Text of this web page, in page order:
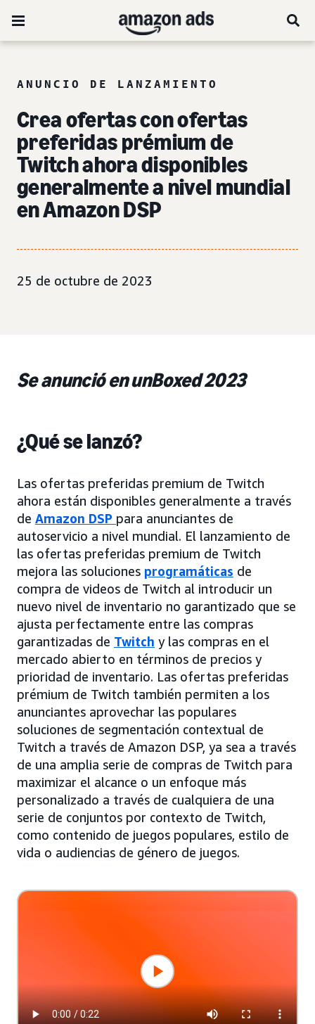
ANUNCIO DE LANZAMIENTO
Crea ofertas con ofertas
preferidas prémium de
Twitch ahora disponibles
generalmente a nivel mundial
en Amazon DSP
25 de octubre de 2023
Se anunció en unBoxed 2023
¿Qué se lanzó?
Las ofertas preferidas premium de Twitch
ahora están disponibles generalmente a través
de Amazon DSP para anunciantes de
autoservicio a nivel mundial. El lanzamiento de
las ofertas preferidas premium de Twitch
mejora las soluciones programáticas de
compra de videos de Twitch al introducir un
nuevo nivel de inventario no garantizado que se
ajusta perfectamente entre las compras
garantizadas de Twitch y las compras en el
mercado abierto en términos de precios y
prioridad de inventario. Las ofertas preferidas
prémium de Twitch también permiten a los
anunciantes aprovechar las populares
soluciones de segmentación contextual de
Twitch a través de Amazon DSP, ya sea a través
de una amplia serie de compras de Twitch para
maximizar el alcance o un enfoque más
personalizado a través de cualquiera de una
serie de conjuntos por contexto de Twitch,
como contenido de juegos populares, estilo de
vida o audiencias de género de juegos.